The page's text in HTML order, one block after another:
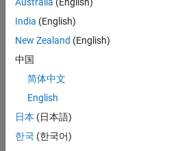
L
09/20
05/21
01/22
09/22
05/23
01/24
09/24
05/25
01/26
06/21
03/22
12/22
09/23
06/24
03/25
12/25
07/21
05/22
03/23
11/24
09/25
07/26
RANK
Australia (English)
India (English)
New Zealand (English)
中国
简体中文
English
日本 (日本語)
한국 (한국어)